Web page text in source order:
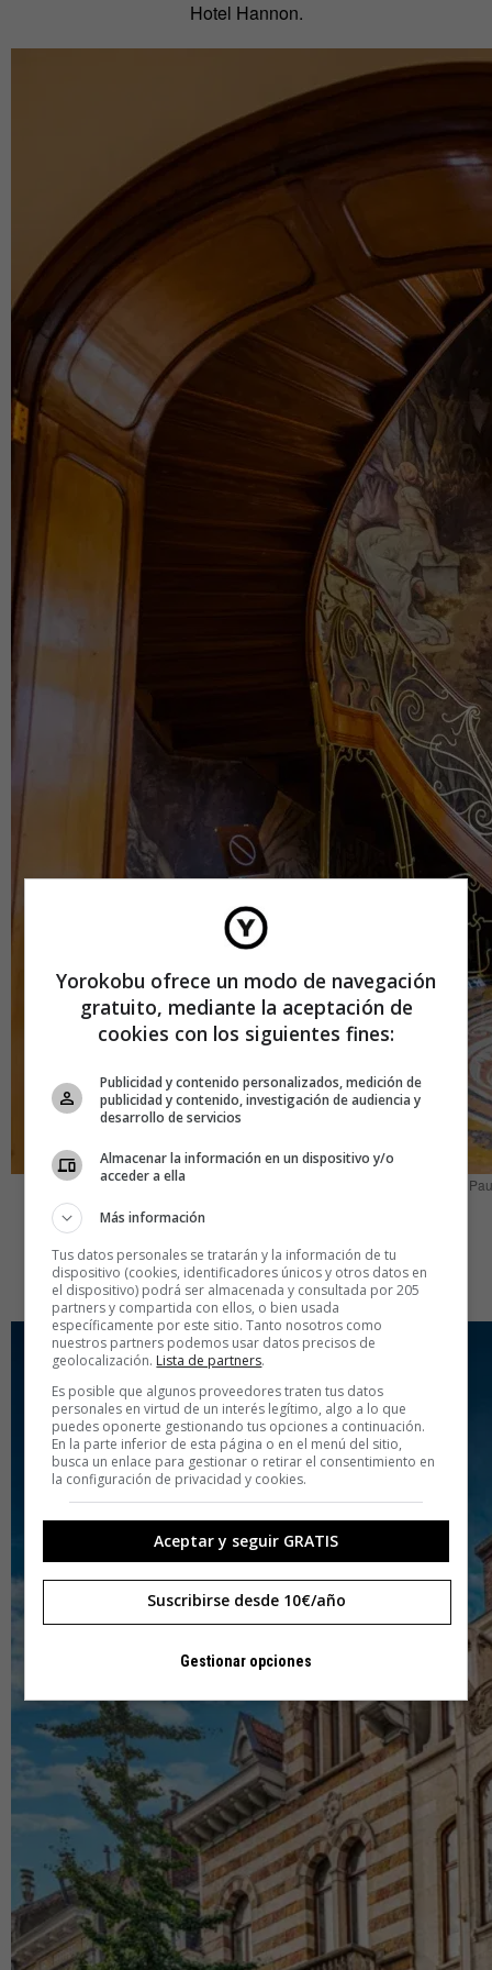
Hotel Hannon.
Maison Hannon. ©Visit.brussels. Jean
El Art Noveau impregnó la vida cotidiana de la ciudad,
desde residencias privadas hasta espacios de encuentro
social. Bruselas se convirtió en un museo al aire libre.
Yorokobu ofrece un modo de navegación
gratuito, mediante la aceptación de
cookies con los siguientes fines:
Publicidad y contenido personalizados, medición de
publicidad y contenido, investigación de audiencia y
desarrollo de servicios
Almacenar la información en un dispositivo y/o
acceder a ella
Más información
Tus datos personales se tratarán y la información de tu
dispositivo (cookies, identificadores únicos y otros datos en
el dispositivo) podrá ser almacenada y consultada por 205
partners y compartida con ellos, o bien usada
específicamente por este sitio. Tanto nosotros como
nuestros partners podemos usar datos precisos de
geolocalización. Lista de partners.
Es posible que algunos proveedores traten tus datos
personales en virtud de un interés legítimo, algo a lo que
puedes oponerte gestionando tus opciones a continuación.
En la parte inferior de esta página o en el menú del sitio,
busca un enlace para gestionar o retirar el consentimiento en
la configuración de privacidad y cookies.
Aceptar y seguir GRATIS
Suscribirse desde 10€/año
Gestionar opciones